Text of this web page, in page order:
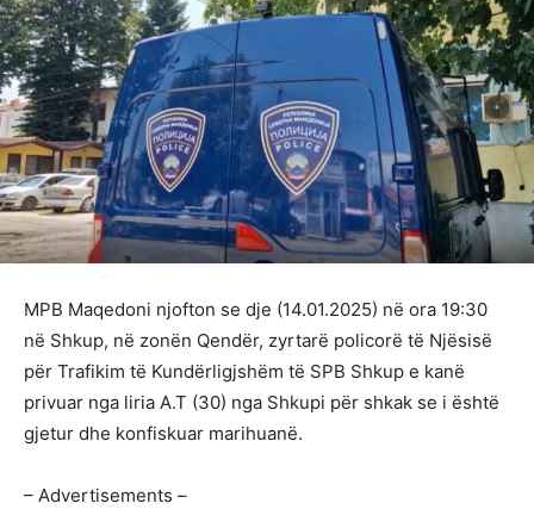
MPB Maqedoni njofton se dje (14.01.2025) në ora 19:30
në Shkup, në zonën Qendër, zyrtarë policorë të Njësisë
për Trafikim të Kundërligjshëm të SPB Shkup e kanë
privuar nga liria A.T (30) nga Shkupi për shkak se i është
gjetur dhe konfiskuar marihuanë.
– Advertisements –